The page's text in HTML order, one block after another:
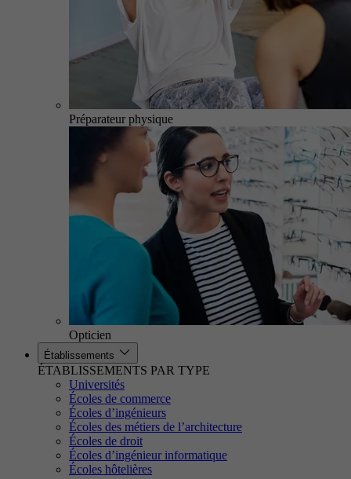
Préparateur physique
Opticien
Établissements
ÉTABLISSEMENTS PAR TYPE
Universités
Écoles de commerce
Écoles d’ingénieurs
Écoles des métiers de l’architecture
Écoles de droit
Écoles d’ingénieur informatique
Écoles hôtelières